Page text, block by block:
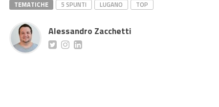
TEMATICHE 5 SPUNTI LUGANO TOP
Alessandro Zacchetti